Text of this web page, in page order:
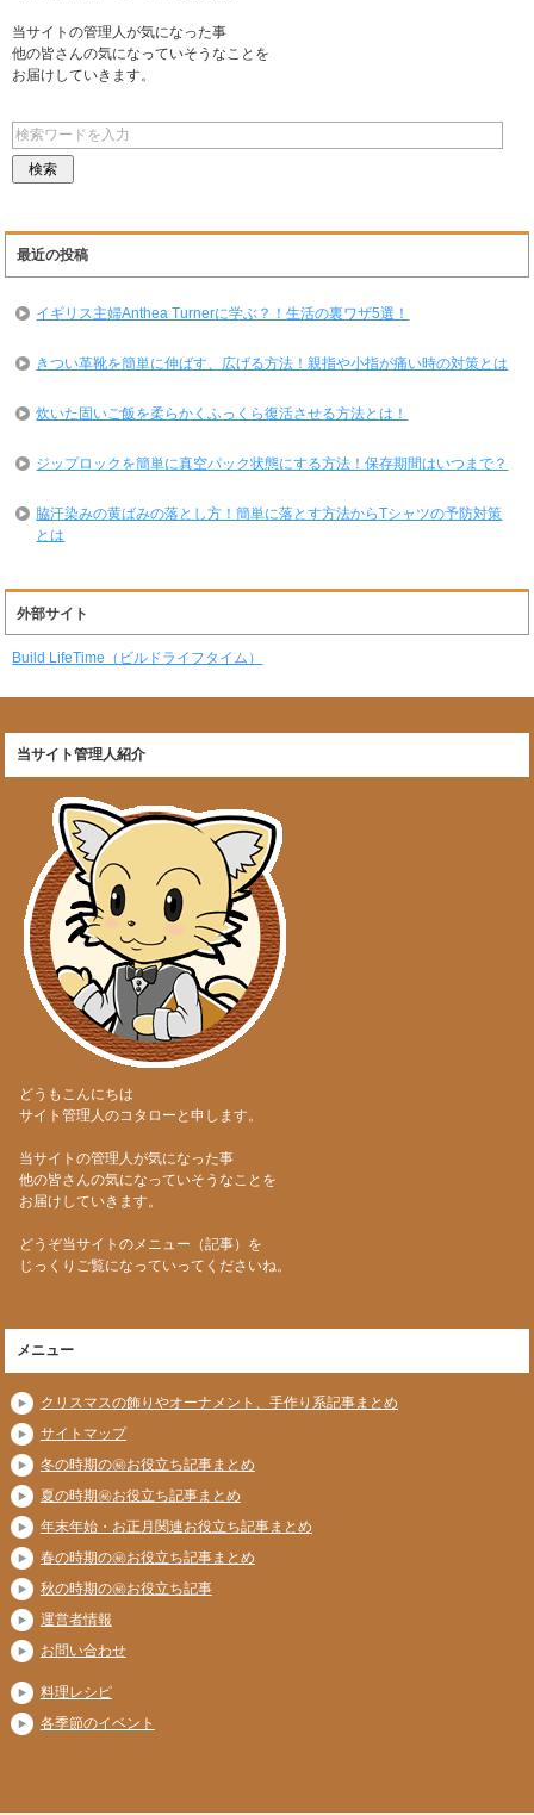
当サイトの管理人が気になった事
他の皆さんの気になっていそうなことを
お届けしていきます。
最近の投稿
イギリス主婦Anthea Turnerに学ぶ？！生活の裏ワザ5選！
きつい革靴を簡単に伸ばす、広げる方法！親指や小指が痛い時の対策とは
炊いた固いご飯を柔らかくふっくら復活させる方法とは！
ジップロックを簡単に真空パック状態にする方法！保存期間はいつまで？
脇汗染みの黄ばみの落とし方！簡単に落とす方法からTシャツの予防対策
とは
外部サイト
Build LifeTime（ビルドライフタイム）
当サイト管理人紹介
どうもこんにちは
サイト管理人のコタローと申します。
当サイトの管理人が気になった事
他の皆さんの気になっていそうなことを
お届けしていきます。
どうぞ当サイトのメニュー（記事）を
じっくりご覧になっていってくださいね。
メニュー
クリスマスの飾りやオーナメント、手作り系記事まとめ
サイトマップ
冬の時期の㊙お役立ち記事まとめ
夏の時期㊙お役立ち記事まとめ
年末年始・お正月関連お役立ち記事まとめ
春の時期の㊙お役立ち記事まとめ
秋の時期の㊙お役立ち記事
運営者情報
お問い合わせ
料理レシピ
各季節のイベント